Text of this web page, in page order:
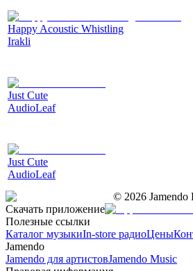
Happy Acoustic Whistling
Irakli
Just Cute
AudioLeaf
Just Cute
AudioLeaf
© 2026 Jamendo
Скачать приложение
Полезные ссылки
Каталог музыкиIn-store радиоЦены
Jamendo
Jamendo для артистовJamendo Music